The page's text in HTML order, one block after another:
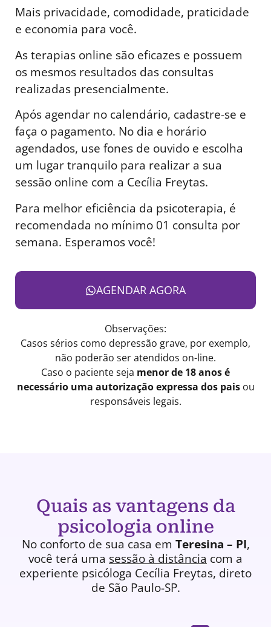
Mais privacidade, comodidade, praticidade
e economia para você.
As terapias online são eficazes e possuem
os mesmos resultados das consultas
realizadas presencialmente.
Após agendar no calendário, cadastre-se e
faça o pagamento. No dia e horário
agendados, use fones de ouvido e escolha
um lugar tranquilo para realizar a sua
sessão online com a Cecília Freytas.
Para melhor eficiência da psicoterapia, é
recomendada no mínimo 01 consulta por
semana. Esperamos você!
AGENDAR AGORA
Observações:
Casos sérios como depressão grave, por exemplo,
não poderão ser atendidos on-line.
Caso o paciente seja menor de 18 anos é
necessário uma autorização expressa dos paisou
responsáveis legais.
Quais as vantagens da
psicologia online
No conforto de sua casa em Teresina – PI,
você terá uma sessão à distância com a
experiente psicóloga Cecília Freytas, direto
de São Paulo-SP.